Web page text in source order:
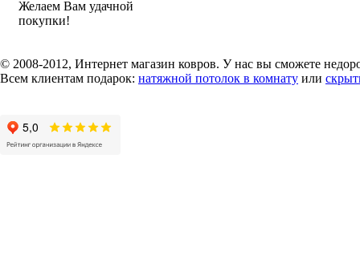
Желаем Вам удачной
покупки!
© 2008-2012, Интернет магазин ковров. У нас вы сможете
Всем клиентам подарок: натяжной потолок в комнату или